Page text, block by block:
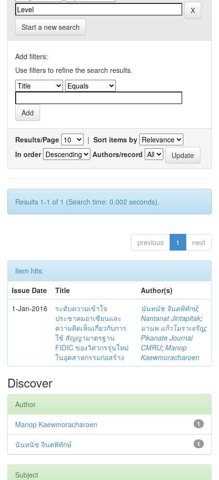
Start a new search
Add filters:
Use filters to refine the search results.
Results/Page | Sort items by
In order
Authors/record
Results 1-1 of 1 (Search time: 0.002 seconds).
previous 1 next
Item hits:
Issue Date
Title
Author(s)
1-Jan-2016
ระดับความเข้าใจ
ประชาคมอาเซียนและ
ความคิดเห็นเกี่ยวกับการ
ใช้ สัญญามาตรฐาน
FIDIC ของวิศวกรรุ่นใหม่
ในอุตสาหกรรมก่อสร้าง
นันทนัช จินตพิทักษ์;
Nantanat Jintapitak;
มานพ แก้วโมราเจริญ;
Pikanate Journal
CMRU; Manop
Kaewmoracharoen
Discover
Author
1
Manop Kaewmoracharoen
1
นันทนัช จินตพิทักษ์
Subject